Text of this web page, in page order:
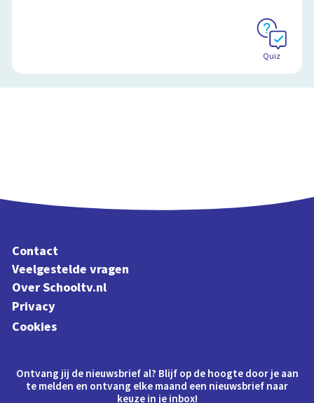
Quiz
Contact
Veelgestelde vragen
Over Schooltv.nl
Privacy
Cookies
Ontvang jij de nieuwsbrief al? Blijf op de hoogte door je aan
te melden en ontvang elke maand een nieuwsbrief naar
keuze in je inbox!